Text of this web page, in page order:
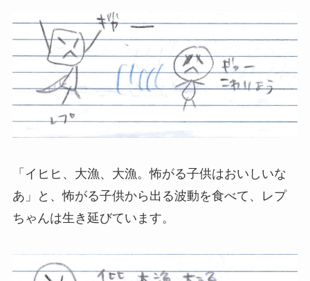
「イヒヒ、大漁、大漁。怖がる子供はおいしいな
あ」と、怖がる子供から出る波動を食べて、レプ
ちゃんは生き延びています。